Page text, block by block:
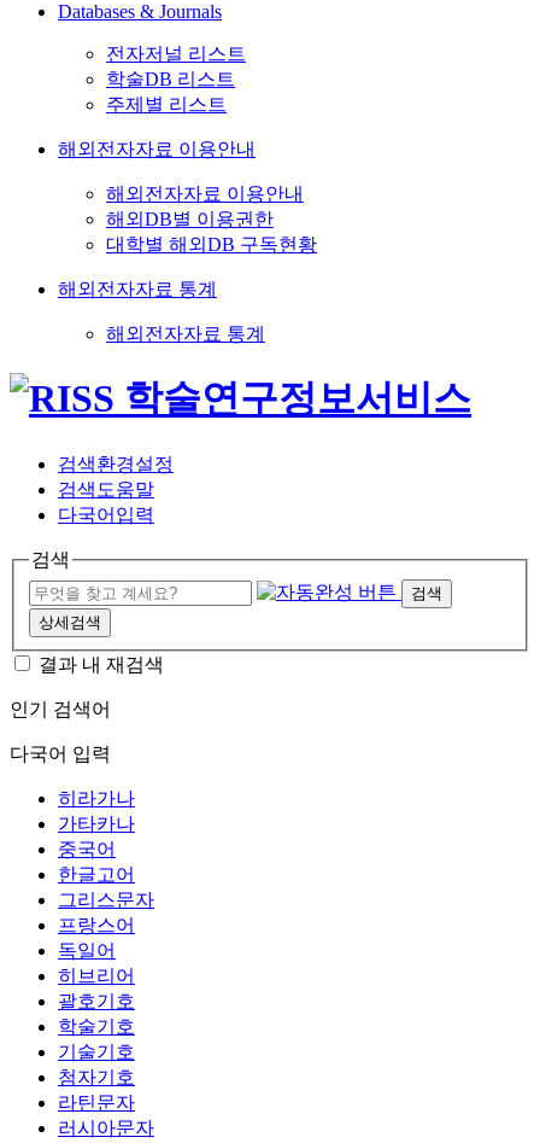
Databases & Journals
전자저널 리스트
학술DB 리스트
주제별 리스트
해외전자자료 이용안내
해외전자자료 이용안내
해외DB별 이용권한
대학별 해외DB 구독현황
해외전자자료 통계
해외전자자료 통계
검색환경설정
검색도움말
다국어입력
검색
검색
상세검색
결과 내 재검색
인기 검색어
다국어 입력
히라가나
가타카나
중국어
한글고어
그리스문자
프랑스어
독일어
히브리어
괄호기호
학술기호
기술기호
첨자기호
라틴문자
러시아문자